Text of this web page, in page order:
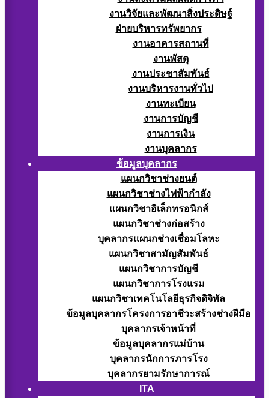
งานวิจัยและพัฒนาสิ่งประดิษฐ์
ฝ่ายบริหารทรัพยากร
งานอาคารสถานที่
งานพัสดุ
งานประชาสัมพันธ์
งานบริหารงานทั่วไป
งานทะเบียน
งานการบัญชี
งานการเงิน
งานบุคลากร
ข้อมูลบุคลากร
แผนกวิชาช่างยนต์
แผนกวิชาช่างไฟฟ้ากำลัง
แผนกวิชาอิเล็กทรอนิกส์
แผนกวิชาช่างก่อสร้าง
บุคลากรแผนกช่างเชื่อมโลหะ
แผนกวิชาสามัญสัมพันธ์
แผนกวิชาการบัญชี
แผนกวิชาการโรงแรม
แผนกวิชาเทคโนโลยีธุรกิจดิจิทัล
ข้อมูลบุคลากรโครงการอาชีวะสร้างช่างฝีมือ
บุคลากรเจ้าหน้าที่
ข้อมูลบุคลากรแม่บ้าน
บุคลากรนักการภารโรง
บุคลากรยามรักษาการณ์
ITA